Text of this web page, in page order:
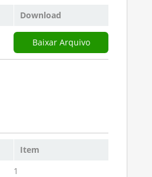
Download
Baixar Arquivo
Item
1